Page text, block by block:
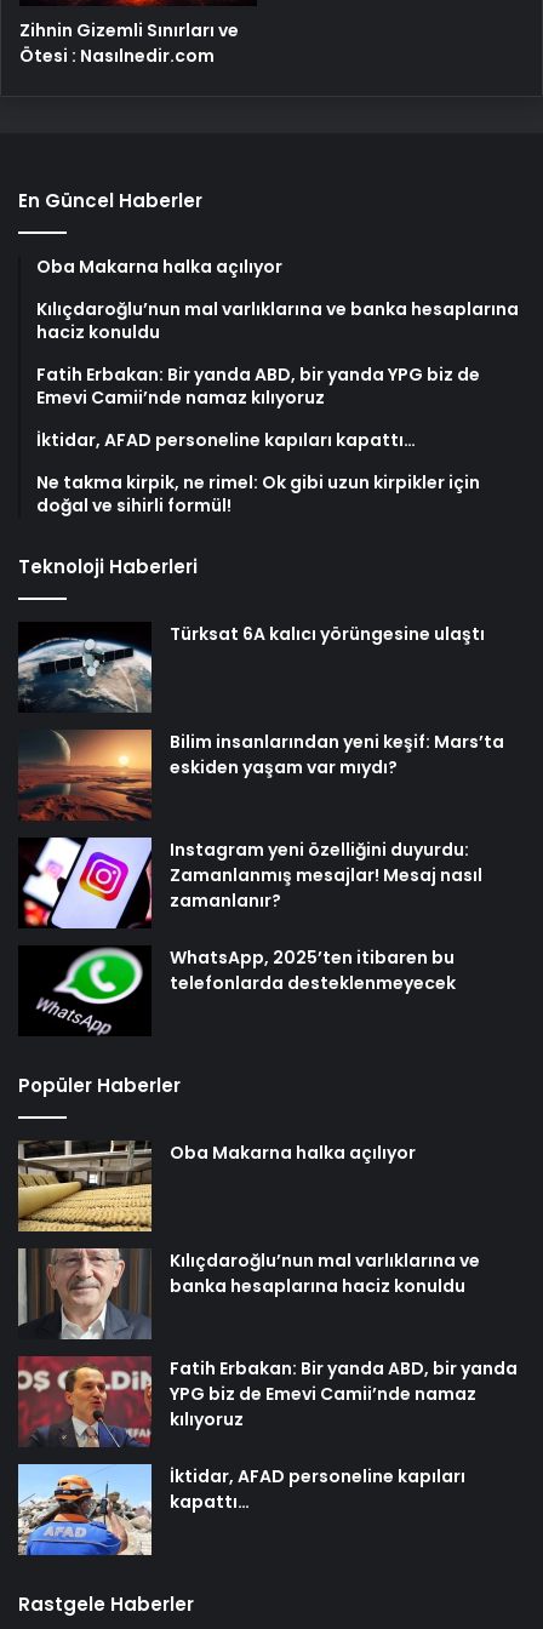
Zihnin Gizemli Sınırları ve
Ötesi : Nasılnedir.com
En Güncel Haberler
Oba Makarna halka açılıyor
Kılıçdaroğlu’nun mal varlıklarına ve banka hesaplarına
haciz konuldu
Fatih Erbakan: Bir yanda ABD, bir yanda YPG biz de
Emevi Camii’nde namaz kılıyoruz
İktidar, AFAD personeline kapıları kapattı…
Ne takma kirpik, ne rimel: Ok gibi uzun kirpikler için
doğal ve sihirli formül!
Teknoloji Haberleri
Türksat 6A kalıcı yörüngesine ulaştı
Bilim insanlarından yeni keşif: Mars’ta
eskiden yaşam var mıydı?
Instagram yeni özelliğini duyurdu:
Zamanlanmış mesajlar! Mesaj nasıl
zamanlanır?
WhatsApp, 2025’ten itibaren bu
telefonlarda desteklenmeyecek
Popüler Haberler
Oba Makarna halka açılıyor
Kılıçdaroğlu’nun mal varlıklarına ve
banka hesaplarına haciz konuldu
Fatih Erbakan: Bir yanda ABD, bir yanda
YPG biz de Emevi Camii’nde namaz
kılıyoruz
İktidar, AFAD personeline kapıları
kapattı…
Rastgele Haberler